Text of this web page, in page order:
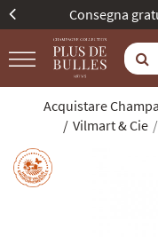
Consegna gratuita in
Acquistare
Vilmart & Cie